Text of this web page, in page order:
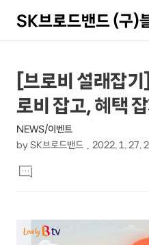
SK브로드밴드 (구)
상
세
컨
텐
츠
본
문
제
목
[브로비 설래잡
로비 잡고, 혜택
NEWS/이벤트
by SK브로드밴드 2022. 1. 27.
문
댓
글